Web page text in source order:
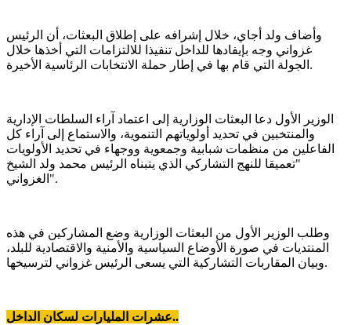
وأضاف ولد أجاي، خلال إشرافه على إطلاق البعثات، أن الرئيس
غزواني وجه بإيفادها للداخل تنفيذا للالتزامات التي أخذها خلال
الجولة التي قام بها في إطار حملة الانتخابات الرئاسية الأخيرة.
الوزير الأول دعا البعثات الوزارية إلى اعتماد آراء السلطات الإدارية
والمنتخبين في تحديد أولوياتهم التنموية، والاستماع إلى آراء كل
الفاعلين من منظمات شبابية وجمعوية ووجهاء في تحديد الأولويات
"تعميقا للنهج التشاركي الذي يتبناه الرئيس محمد ولد الشيخ
الغزواني".
وطلب الوزير الأول من البعثات الوزارية وضع المشاركين في هذه
المنتديات في صورة الأوضاع السياسية والأمنية والاقتصادية للبلد،
وبيان المقاربات التشاركية التي يسعى الرئيس غزواني لترسيخها.
عشرات المليارات لسكان الداخل..